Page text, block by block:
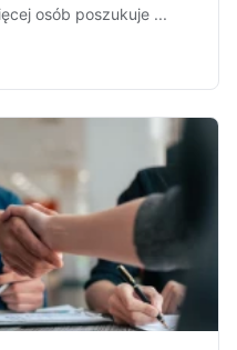
osób poszukuje ...